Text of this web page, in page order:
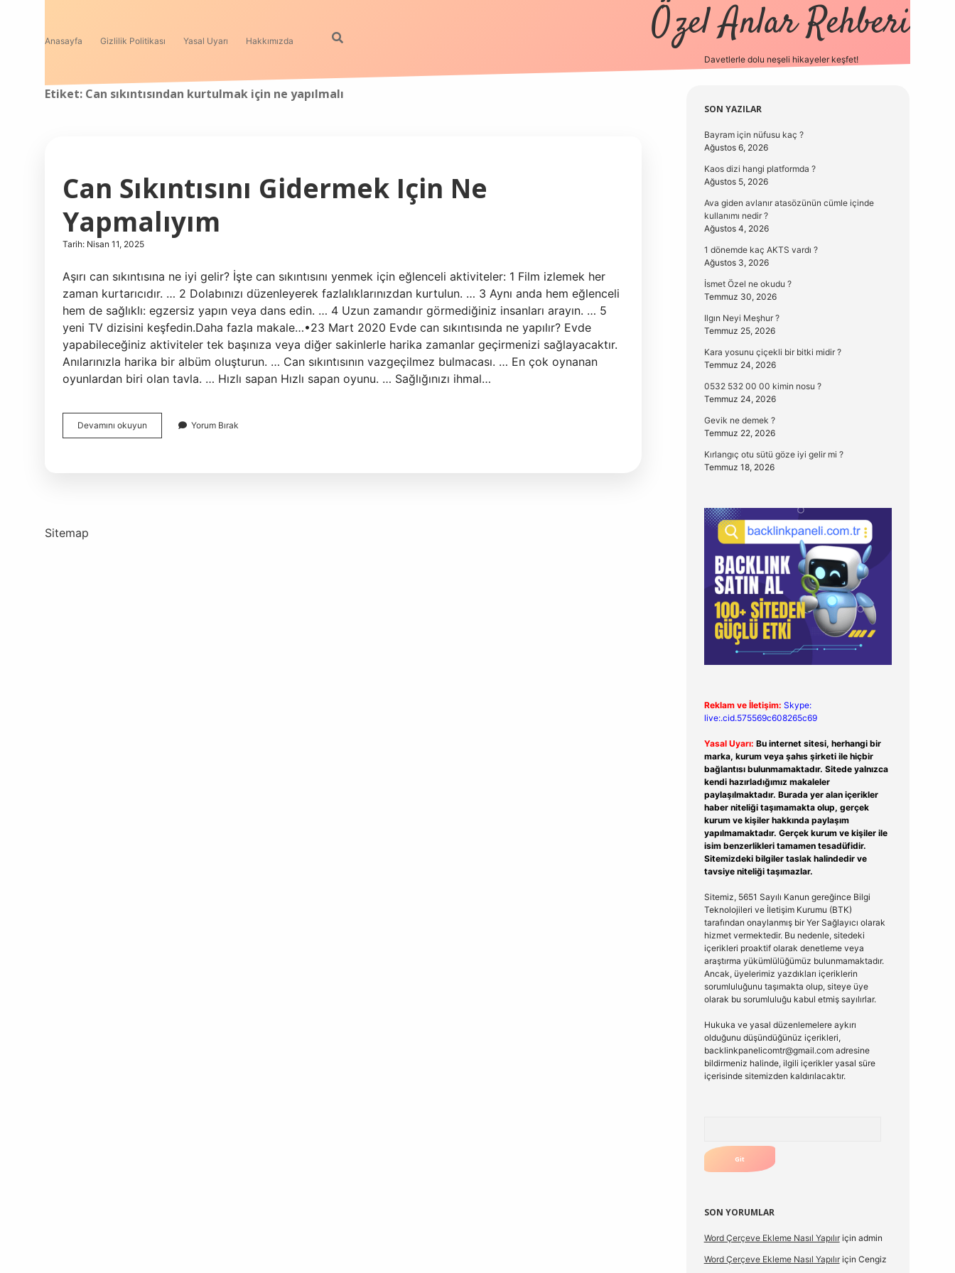
Anasayfa Gizlilik Politikası Yasal Uyarı Hakkımızda Özel Anlar Rehberi
Davetlerle dolu neşeli hikayeler keşfet!
Etiket: Can sıkıntısından kurtulmak için ne yapılmalı
Can Sıkıntısını Gidermek Için Ne
Yapmalıyım
Tarih: Nisan 11, 2025
Aşırı can sıkıntısına ne iyi gelir? İşte can sıkıntısını yenmek için eğlenceli aktiviteler: 1 Film izlemek her
zaman kurtarıcıdır. … 2 Dolabınızı düzenleyerek fazlalıklarınızdan kurtulun. … 3 Aynı anda hem eğlenceli
hem de sağlıklı: egzersiz yapın veya dans edin. … 4 Uzun zamandır görmediğiniz insanları arayın. … 5
yeni TV dizisini keşfedin.Daha fazla makale…•23 Mart 2020 Evde can sıkıntısında ne yapılır? Evde
yapabileceğiniz aktiviteler tek başınıza veya diğer sakinlerle harika zamanlar geçirmenizi sağlayacaktır.
Anılarınızla harika bir albüm oluşturun. … Can sıkıntısının vazgeçilmez bulmacası. … En çok oynanan
oyunlardan biri olan tavla. … Hızlı sapan Hızlı sapan oyunu. … Sağlığınızı ihmal…
Devamını okuyun
Sıkıntısını
Yorum Bırak
Sitemap
Sidebar
SON YAZILAR
Bayram için nüfusu kaç ?
Ağustos 6, 2026
Kaos dizi hangi platformda ?
Ağustos 5, 2026
Ava giden avlanır atasözünün cümle içinde
kullanımı nedir ?
Ağustos 4, 2026
1 dönemde kaç AKTS vardı ?
Ağustos 3, 2026
İsmet Özel ne okudu ?
Temmuz 30, 2026
Ilgın Neyi Meşhur ?
Temmuz 25, 2026
Kara yosunu çiçekli bir bitki midir ?
Temmuz 24, 2026
0532 532 00 00 kimin nosu ?
Temmuz 24, 2026
Gevik ne demek ?
Temmuz 22, 2026
Kırlangıç otu sütü göze iyi gelir mi ?
Temmuz 18, 2026
Reklam ve İletişim: Skype:
live:.cid.575569c608265c69
Yasal Uyarı: Bu internet sitesi, herhangi bir
marka, kurum veya şahıs şirketi ile hiçbir
bağlantısı bulunmamaktadır. Sitede yalnızca
kendi hazırladığımız makaleler
paylaşılmaktadır. Burada yer alan içerikler
haber niteliği taşımamakta olup, gerçek
kurum ve kişiler hakkında paylaşım
yapılmamaktadır. Gerçek kurum ve kişiler ile
isim benzerlikleri tamamen tesadüfidir.
Sitemizdeki bilgiler taslak halindedir ve
tavsiye niteliği taşımazlar.
Sitemiz, 5651 Sayılı Kanun gereğince Bilgi
Teknolojileri ve İletişim Kurumu (BTK)
tarafından onaylanmış bir Yer Sağlayıcı olarak
hizmet vermektedir. Bu nedenle, sitedeki
içerikleri proaktif olarak denetleme veya
araştırma yükümlülüğümüz bulunmamaktadır.
Ancak, üyelerimiz yazdıkları içeriklerin
sorumluluğunu taşımakta olup, siteye üye
olarak bu sorumluluğu kabul etmiş sayılırlar.
Hukuka ve yasal düzenlemelere aykırı
olduğunu düşündüğünüz içerikleri,
backlinkpanelicomtr@gmail.comadresine
bildirmeniz halinde, ilgili içerikler yasal süre
içerisinde sitemizden kaldırılacaktır.
SON YORUMLAR
Word Çerçeve Ekleme Nasıl Yapılıriçin admin
Word Çerçeve Ekleme Nasıl Yapılıriçin Cengiz